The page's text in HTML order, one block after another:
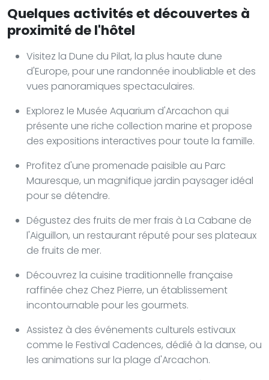
Quelques activités et découvertes à
proximité de l'hôtel
Visitez la Dune du Pilat, la plus haute dune
d'Europe, pour une randonnée inoubliable et des
vues panoramiques spectaculaires.
Explorez le Musée Aquarium d'Arcachon qui
présente une riche collection marine et propose
des expositions interactives pour toute la famille.
Profitez d'une promenade paisible au Parc
Mauresque, un magnifique jardin paysager idéal
pour se détendre.
Dégustez des fruits de mer frais à La Cabane de
l'Aiguillon, un restaurant réputé pour ses plateaux
de fruits de mer.
Découvrez la cuisine traditionnelle française
raffinée chez Chez Pierre, un établissement
incontournable pour les gourmets.
Assistez à des événements culturels estivaux
comme le Festival Cadences, dédié à la danse, ou
les animations sur la plage d'Arcachon.